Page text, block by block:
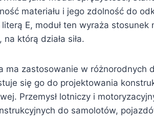
materiału i jego zdolność do
E, moduł ten wyraża stosunek
którą działa siła.
ma zastosowanie w różnorodnych
się go do projektowania
Przemysł lotniczy i
do samolotów,